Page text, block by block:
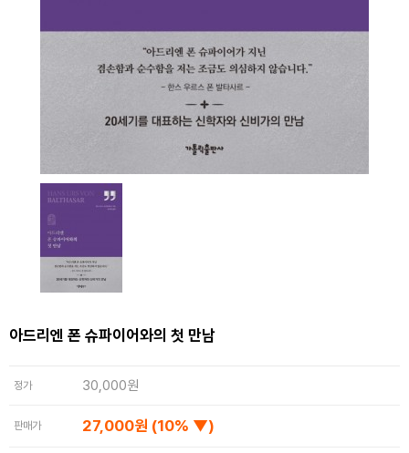
아드리엔 폰 슈파이어와의 첫 만남
정가 30,000원
판매가 27,000원 (10% ▼)